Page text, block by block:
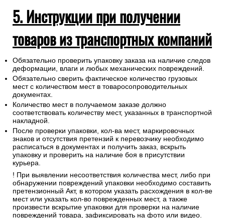
5. Инструкции при получении
товаров из транспортных компаний
Обязательно проверить упаковку заказа на наличие следов
деформации, влаги и любых механических повреждений.
Обязательно сверить фактическое количество грузовых
мест с количеством мест в товаросопроводительных
документах.
Количество мест в получаемом заказе должно
соответствовать количеству мест, указанных в транспортной
накладной.
После проверки упаковки, кол-ва мест, маркировочных
знаков и отсутствия претензий к перевозчику необходимо
расписаться в документах и получить заказ, вскрыть
упаковку и проверить на наличие боя в присутствии
курьера.
! При выявлении несоответствия количества мест, либо при
обнаружении повреждений упаковки необходимо составить
претензионный Акт, в котором указать расхождения в кол-ве
мест или указать кол-во поврежденных мест, а также
произвести вскрытие упаковки для проверки на наличие
повреждений товара, зафиксировать на фото или видео.